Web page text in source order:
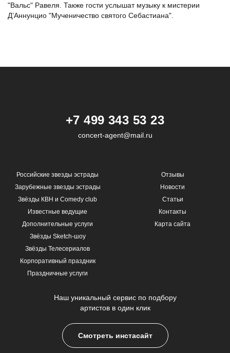
"Вальс" Равеля. Также гости услышат музыку к мистерии
Д’Аннунцио "Мученичество святого Себастиана".
+7 499 343 53 23
concert-agent@mail.ru
Российские звезды эстрады
Зарубежные звезды эстрады
Звёзды КВН и Comedy club
Известные ведущие
Дополнительные услуги
Звёзды Sketch-шоу
Звёзды Телесериалов
Корпоративный праздник
Праздничные услуги
Отзывы
Новости
Статьи
Контакты
Карта сайта
Наш уникальный сервис по подбору
артистов в один клик
Смотреть инстасайт